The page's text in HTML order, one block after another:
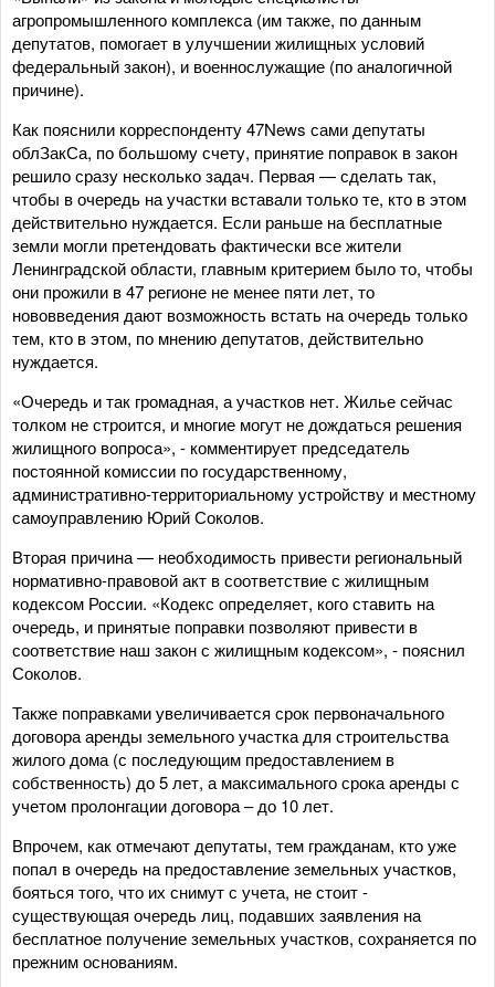
агропромышленного комплекса (им также, по данным
депутатов, помогает в улучшении жилищных условий
федеральный закон), и военнослужащие (по аналогичной
причине).
Как пояснили корреспонденту 47News сами депутаты
облЗакСа, по большому счету, принятие поправок в закон
решило сразу несколько задач. Первая — сделать так,
чтобы в очередь на участки вставали только те, кто в этом
действительно нуждается. Если раньше на бесплатные
земли могли претендовать фактически все жители
Ленинградской области, главным критерием было то, чтобы
они прожили в 47 регионе не менее пяти лет, то
нововведения дают возможность встать на очередь только
тем, кто в этом, по мнению депутатов, действительно
нуждается.
«Очередь и так громадная, а участков нет. Жилье сейчас
толком не строится, и многие могут не дождаться решения
жилищного вопроса», - комментирует председатель
постоянной комиссии по государственному,
административно-территориальному устройству и местному
самоуправлению Юрий Соколов.
Вторая причина — необходимость привести региональный
нормативно-правовой акт в соответствие с жилищным
кодексом России. «Кодекс определяет, кого ставить на
очередь, и принятые поправки позволяют привести в
соответствие наш закон с жилищным кодексом», - пояснил
Соколов.
Также поправками увеличивается срок первоначального
договора аренды земельного участка для строительства
жилого дома (с последующим предоставлением в
собственность) до 5 лет, а максимального срока аренды с
учетом пролонгации договора – до 10 лет.
Впрочем, как отмечают депутаты, тем гражданам, кто уже
попал в очередь на предоставление земельных участков,
бояться того, что их снимут с учета, не стоит -
существующая очередь лиц, подавших заявления на
бесплатное получение земельных участков, сохраняется по
прежним основаниям.